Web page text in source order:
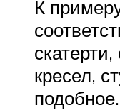
К
кресел,
подобное.